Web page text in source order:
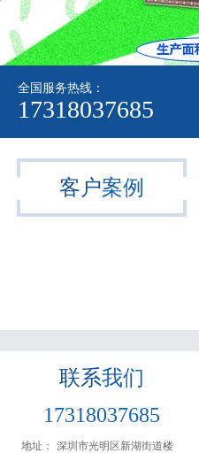
全国服务热线：
17318037685
客户案例
联系我们
17318037685
地址：
深圳市光明区新湖街道楼